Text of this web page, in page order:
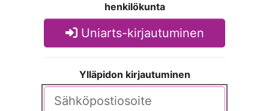
henkilökunta
Uniarts-kirjautuminen
Ylläpidon kirjautuminen